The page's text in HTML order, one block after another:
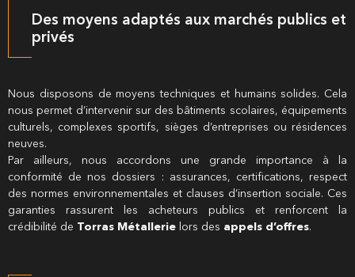
Des moyens adaptés aux marchés publics et
privés
Nous disposons de moyens techniques et humains solides. Cela
nous permet d’intervenir sur des bâtiments scolaires, équipements
culturels, complexes sportifs, sièges d’entreprises ou résidences
neuves.
Par ailleurs, nous accordons une grande importance à la
conformité de nos dossiers : assurances, certifications, respect
des normes environnementales et clauses d’insertion sociale. Ces
garanties rassurent les acheteurs publics et renforcent la
crédibilité de Torras Métallerie lors des appels d’offres.